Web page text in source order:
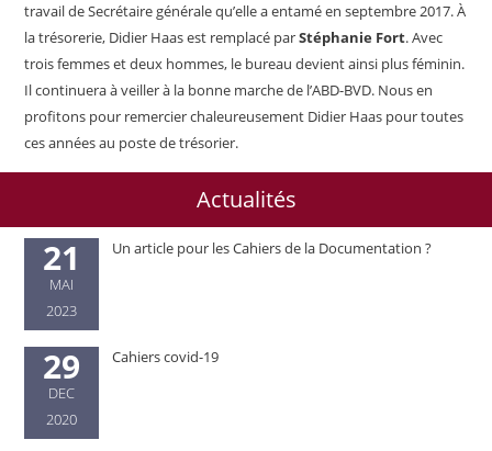
travail de Secrétaire générale qu’elle a entamé en septembre 2017. À
la trésorerie, Didier Haas est remplacé parStéphanie Fort. Avec
trois femmes et deux hommes, le bureau devient ainsi plus féminin.
Il continuera à veiller à la bonne marche de l’ABD-BVD. Nous en
profitons pour remercier chaleureusement Didier Haas pour toutes
ces années au poste de trésorier.
Actualités
21
MAI
2023
Un article pour les Cahiers de la Documentation ?
29
DEC
2020
Cahiers covid-19